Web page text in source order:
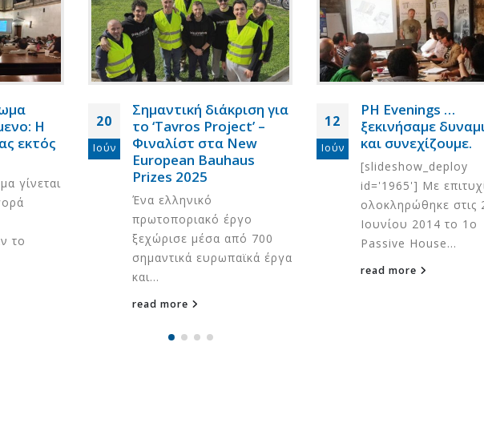
Η
εκτός
γίνεται
το
20
Ιούν
Σημαντική διάκριση για
το ‘Tavros Project’ –
Φιναλίστ στα New
European Bauhaus
Prizes 2025
Ένα ελληνικό
πρωτοποριακό έργο
ξεχώρισε μέσα από 700
σημαντικά ευρωπαϊκά έργα
και...
read more
12
Ιούν
PH Evenings …
ξεκινήσαμε
και συνεχίζουμε.
[slideshow_deploy
id='1965'] Με
ολοκληρώθηκε στις
Ιουνίου 2014 το 1o
Passive House...
read more